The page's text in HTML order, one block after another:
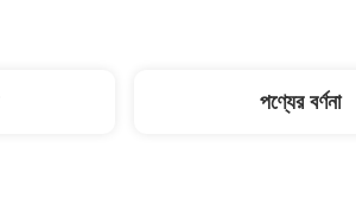
পণ্যের বর্ণনা